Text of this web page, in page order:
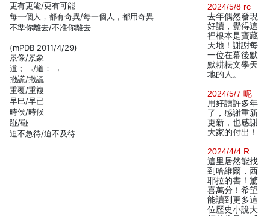
更有更能/更有可能
每一個人，都有奇異/每一個人，都用奇異
不準你離去/不准你離去
(mPDB 2011/4/29)
景像/景象
道；﹁/道：﹁
撤謊/撒謊
重覆/重複
早巳/早已
時侯/時候
踫/碰
迫不急待/迫不及待
2024/5/8 rc
去年偶然發現
好讀，覺得這
裡根本是寶藏
天地！謝謝每
一位在幕後默
默耕耘文學天
地的人。
2024/5/7 呢
用好讀許多年
了，感謝重新
更新，也感謝
大家的付出！
2024/4/4 R
這里居然能找
到哈維爾．西
耶拉的書！驚
喜萬分！希望
能讀到更多這
位歷史小說大